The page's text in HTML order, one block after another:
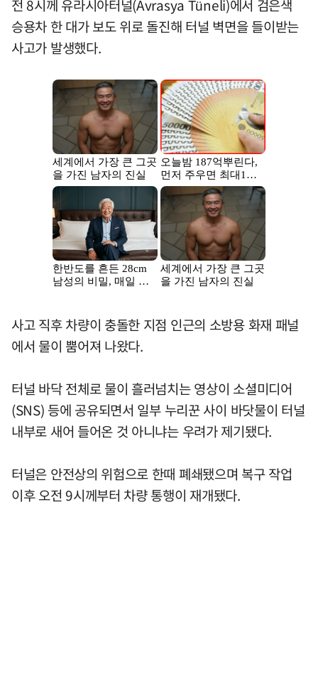
전 8시께 유라시아터널(Avrasya Tüneli)에서 검은색
승용차 한 대가 보도 위로 돌진해 터널 벽면을 들이받는
사고가 발생했다.
사고 직후 차량이 충돌한 지점 인근의 소방용 화재 패널
에서 물이 뿜어져 나왔다.
터널 바닥 전체로 물이 흘러넘치는 영상이 소셜미디어
(SNS) 등에 공유되면서 일부 누리꾼 사이 바닷물이 터널
내부로 새어 들어온 것 아니냐는 우려가 제기됐다.
터널은 안전상의 위험으로 한때 폐쇄됐으며 복구 작업
이후 오전 9시께부터 차량 통행이 재개됐다.